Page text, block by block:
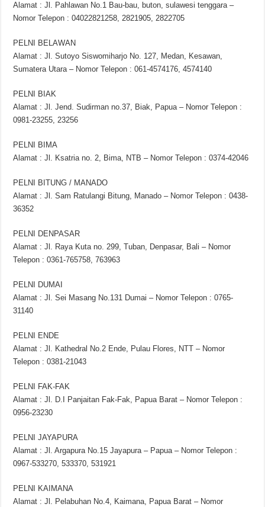
Alamat : Jl. Pahlawan No.1 Bau-bau, buton, sulawesi tenggara –
Nomor Telepon : 04022821258, 2821905, 2822705
PELNI BELAWAN
Alamat : Jl. Sutoyo Siswomiharjo No. 127, Medan, Kesawan,
Sumatera Utara – Nomor Telepon : 061-4574176, 4574140
PELNI BIAK
Alamat : Jl. Jend. Sudirman no.37, Biak, Papua – Nomor Telepon :
0981-23255, 23256
PELNI BIMA
Alamat : Jl. Ksatria no. 2, Bima, NTB – Nomor Telepon : 0374-42046
PELNI BITUNG / MANADO
Alamat : Jl. Sam Ratulangi Bitung, Manado – Nomor Telepon : 0438-
36352
PELNI DENPASAR
Alamat : Jl. Raya Kuta no. 299, Tuban, Denpasar, Bali – Nomor
Telepon : 0361-765758, 763963
PELNI DUMAI
Alamat : Jl. Sei Masang No.131 Dumai – Nomor Telepon : 0765-
31140
PELNI ENDE
Alamat : Jl. Kathedral No.2 Ende, Pulau Flores, NTT – Nomor
Telepon : 0381-21043
PELNI FAK-FAK
Alamat : Jl. D.I Panjaitan Fak-Fak, Papua Barat – Nomor Telepon :
0956-23230
PELNI JAYAPURA
Alamat : Jl. Argapura No.15 Jayapura – Papua – Nomor Telepon :
0967-533270, 533370, 531921
PELNI KAIMANA
Alamat : Jl. Pelabuhan No.4, Kaimana, Papua Barat – Nomor